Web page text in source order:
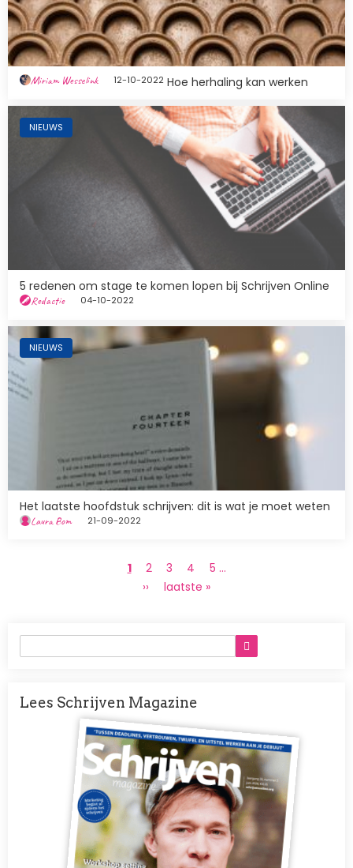
Hoe herhaling kan werken
Miriam Wesselink 12-10-2022
NIEUWS
5 redenen om stage te komen lopen bij Schrijven Online
Redactie 04-10-2022
NIEUWS
Afbeelding
Het laatste hoofdstuk schrijven: dit is wat je moet weten
Laura Bom 21-09-2022
Huidige
pagina
1 Page
2 Page
3 Page
4 Page
5 …
Volgende
››
Laatste
laatste »
Lees Schrijven Magazine
Afbeelding